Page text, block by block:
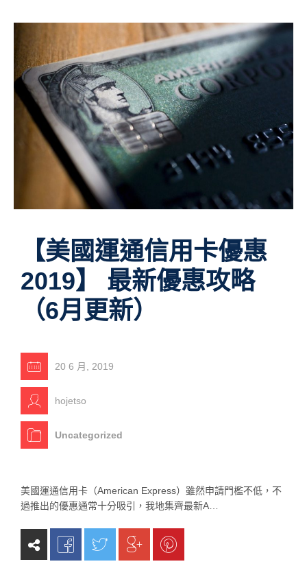
【美國運通信用卡優惠
2019】 最新優惠攻略
（6月更新）
20 6 月, 2019
hojetso
Uncategorized
美國運通信用卡（American Express）雖然申請門檻不低，不
過推出的優惠通常十分吸引，我地集齊最新A…